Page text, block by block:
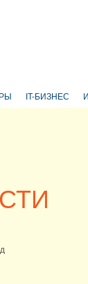
IT-БИЗНЕС